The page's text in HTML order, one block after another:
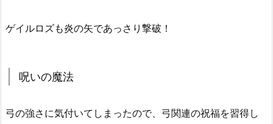
ゲイルロズも炎の矢であっさり撃破！
呪いの魔法
弓の強さに気付いてしまったので、弓関連の祝福を習得し